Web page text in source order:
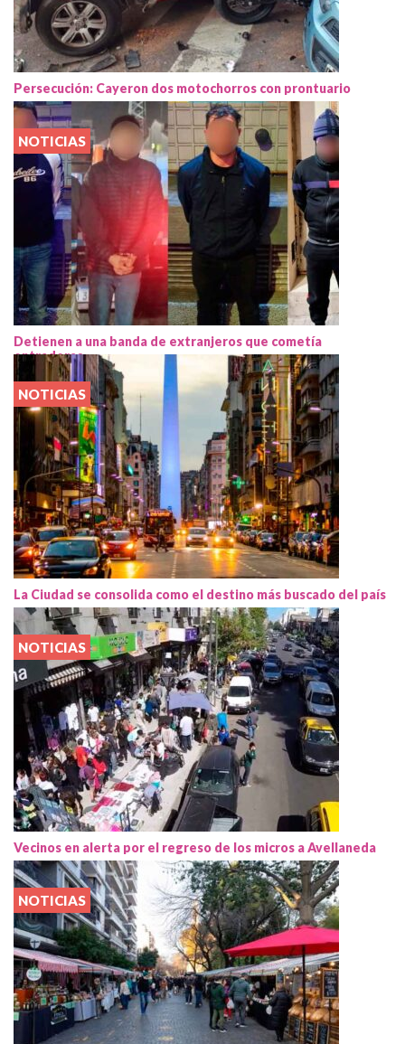
Persecución: Cayeron dos motochorros con prontuario
NOTICIAS
Detienen a una banda de extranjeros que cometía
entraderas
NOTICIAS
La Ciudad se consolida como el destino más buscado del país
NOTICIAS
Vecinos en alerta por el regreso de los micros a Avellaneda
NOTICIAS